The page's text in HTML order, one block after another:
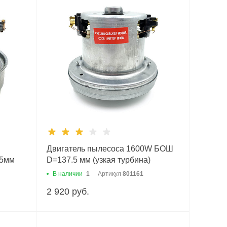
Двигатель пылесоса 1600W БОШ
D=137.5 мм (узкая турбина)
В наличии 1 Артикул 801161
2 920 руб.